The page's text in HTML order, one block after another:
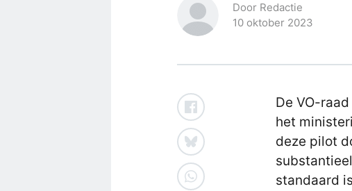
Door Redactie
10 oktober 2023
De VO-
het
deze pilot
standaard